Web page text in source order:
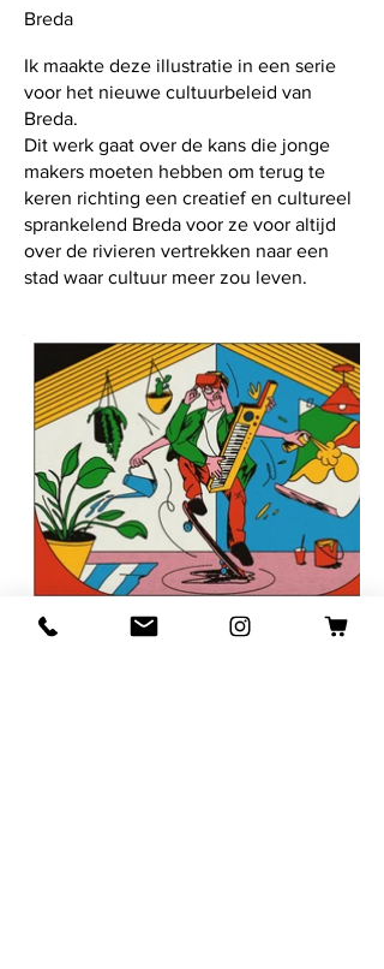
Breda
Ik maakte deze illustratie in een serie
voor het nieuwe cultuurbeleid van
Breda.
Dit werk gaat over de kans die jonge
makers moeten hebben om terug te
keren richting een creatief en cultureel
sprankelend Breda voor ze voor altijd
over de rivieren vertrekken naar een
stad waar cultuur meer zou leven.